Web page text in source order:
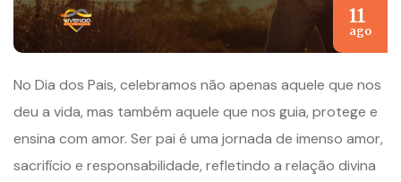
11
ago
No Dia dos Pais, celebramos não apenas aquele que nos
deu a vida, mas também aquele que nos guia, protege e
ensina com amor. Ser pai é uma jornada de imenso amor,
sacrifício e responsabilidade, refletindo a relação divina